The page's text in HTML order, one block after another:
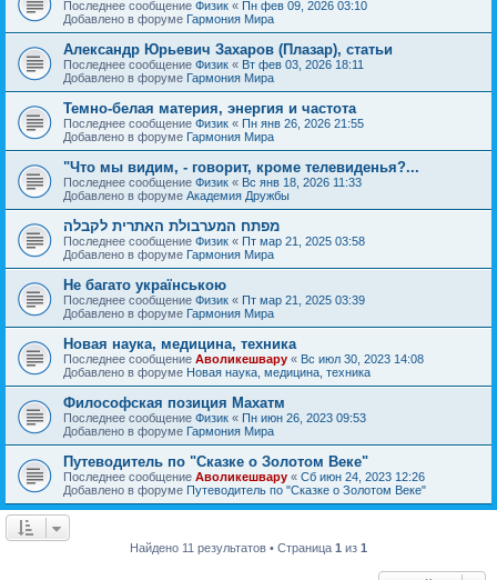
Последнее сообщение Физик « Пн фев 09, 2026 03:10
Добавлено в форуме Гармония Мира
Александр Юрьевич Захаров (Плазар), статьи
Последнее сообщение Физик « Вт фев 03, 2026 18:11
Добавлено в форуме Гармония Мира
Темно-белая материя, энергия и частота
Последнее сообщение Физик « Пн янв 26, 2026 21:55
Добавлено в форуме Гармония Мира
"Что мы видим, - говорит, кроме телевиденья?...
Последнее сообщение Физик « Вс янв 18, 2026 11:33
Добавлено в форуме Академия Дружбы
מפתח המערבולת האתרית לקבלה
Последнее сообщение Физик « Пт мар 21, 2025 03:58
Добавлено в форуме Гармония Мира
Не багато українською
Последнее сообщение Физик « Пт мар 21, 2025 03:39
Добавлено в форуме Гармония Мира
Новая наука, медицина, техника
Последнее сообщение Аволикешвару « Вс июл 30, 2023 14:08
Добавлено в форуме Новая наука, медицина, техника
Философская позиция Махатм
Последнее сообщение Физик « Пн июн 26, 2023 09:53
Добавлено в форуме Гармония Мира
Путеводитель по "Сказке о Золотом Веке"
Последнее сообщение Аволикешвару « Сб июн 24, 2023 12:26
Добавлено в форуме Путеводитель по "Сказке о Золотом Веке"
Найдено 11 результатов • Страница 1 из 1